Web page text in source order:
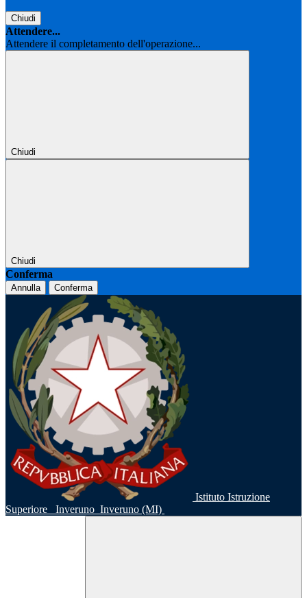
Chiudi
Attendere...
Attendere il completamento dell'operazione...
Chiudi
Chiudi
Conferma
Annulla Conferma
Istituto Istruzione
Superiore
Inveruno Inveruno (MI)